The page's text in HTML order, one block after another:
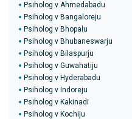
Psiholog v Ahmedabadu
Psiholog v Bangaloreju
Psiholog v Bhopalu
Psiholog v Bhubaneswarju
Psiholog v Bilaspurju
Psiholog v Guwahatiju
Psiholog v Hyderabadu
Psiholog v Indoreju
Psiholog v Kakinadi
Psiholog v Kochiju